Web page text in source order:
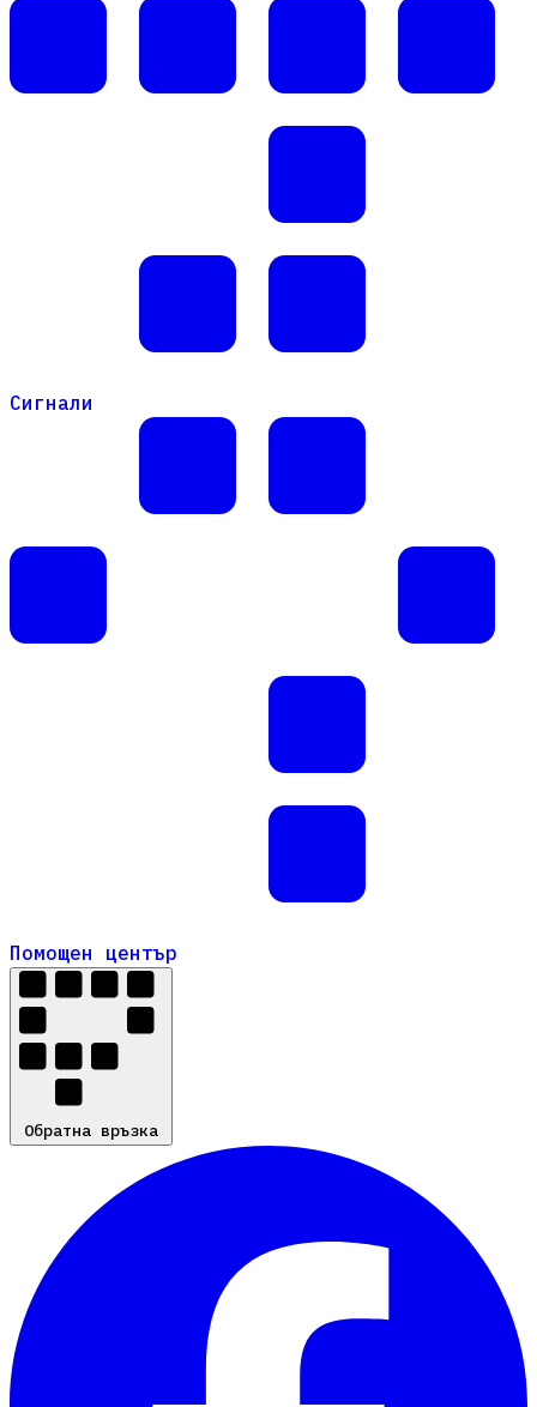
Сигнали
Помощен център
Помощен център
Обратна връзка
Обратна връзка